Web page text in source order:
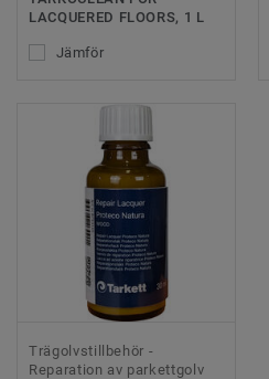
LACQUERED FLOORS, 1 L
Jämför
Trägolvstillbehör -
Reparation av parkettgolv